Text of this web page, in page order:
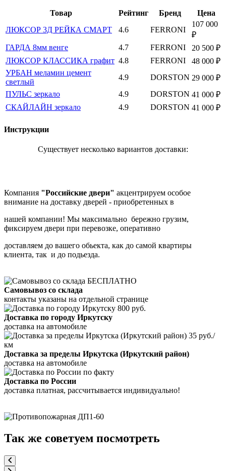
Товар Рейтинг Бренд
Цена
ЛЮКСОР 3Д РЕЙКА СМАРТ
4.6 FERRONI
107 000
₽
ГАРДА 8мм венге
4.7 FERRONI
20 500 ₽
ЛЮКСОР КЛАССИКА графит 4.8 FERRONI
48 000 ₽
УРБАН меламин цемент
светлый
4.9 DORSTON 29 000 ₽
ПУЛЬС зеркало
4.9 DORSTON 41 000 ₽
СКАЙЛАЙН зеркало
4.9 DORSTON 41 000 ₽
Инструкции
Существует несколько вариантов доставки:
Компания "Российские двери" акцентрируем особое
внимание на доставку дверей - приобретенных в
нашей компании! Мы максимально бережно грузим,
фиксируем двери при перевозке, оперативно
доставляем до вашего обьекта, как до самой квартиры
клиента, так и до подьезда.
БЕСПЛАТНО
Самовывоз со склада
контакты указаны на отдельной странице
800 руб.
Доставка по городу Иркутску
доставка на автомобиле
35 руб./
км
Доставка за пределы Иркутска (Иркутский район)
доставка на автомобиле
по факту
Доставка по России
доставка платная, рассчитывается индивидуально!
Так же советуем посмотреть